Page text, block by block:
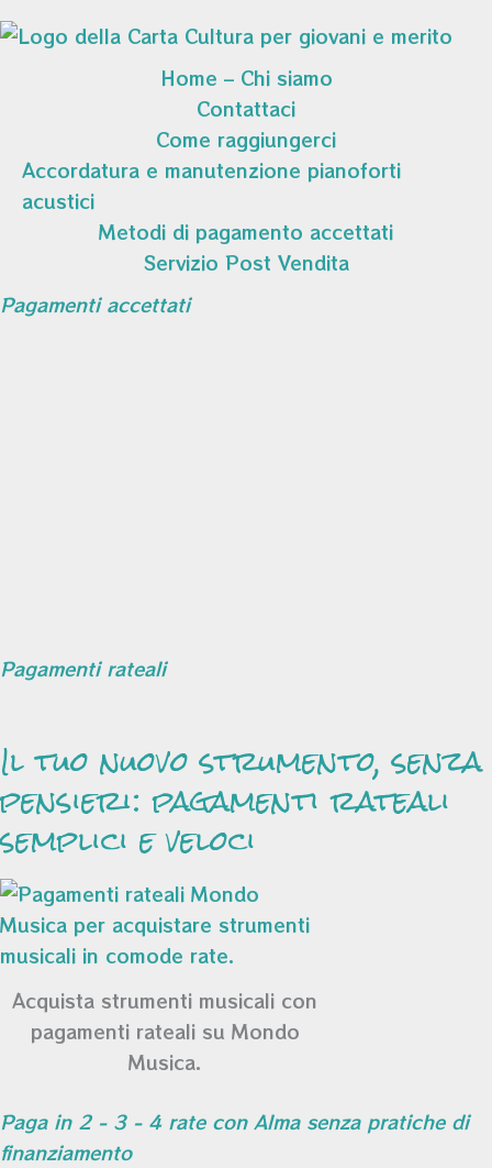
Home – Chi siamo
Contattaci
Come raggiungerci
Accordatura e manutenzione pianoforti
acustici
Metodi di pagamento accettati
Servizio Post Vendita
Pagamenti accettati
Pagamenti rateali
Il tuo nuovo strumento, senza
pensieri: pagamenti rateali
semplici e veloci
Acquista strumenti musicali con
pagamenti rateali su Mondo
Musica.
Paga in 2 - 3 - 4 rate con Alma senza pratiche di
finanziamento